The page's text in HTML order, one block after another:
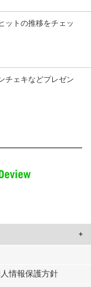
ットの推移をチェッ
チェキなどプレゼン
たコンテンツや広告の
情報保護方針